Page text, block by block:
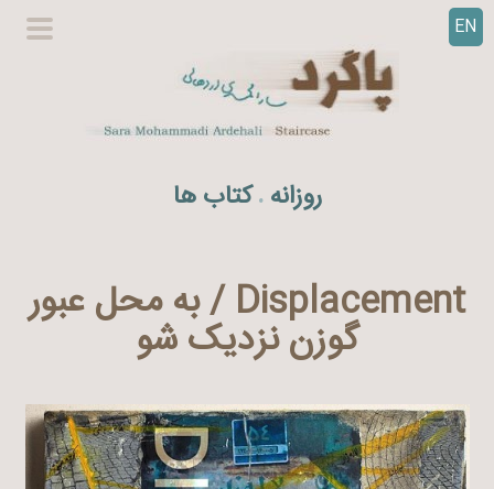
EN
و
ا
روزانه . کتاب ها
Displacement / به محل عبور
گوزن نزدیک شو